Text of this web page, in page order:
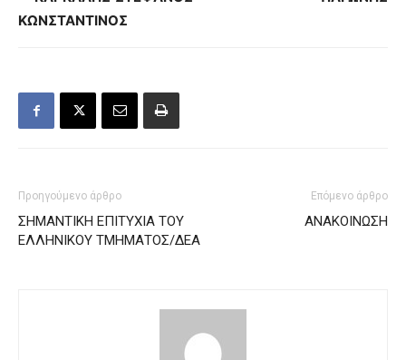
ΚΩΝΣΤΑΝΤΙΝΟΣ
Προηγούμενο άρθρο
ΣΗΜΑΝΤΙΚΗ ΕΠΙΤΥΧΙΑ ΤΟΥ
ΕΛΛΗΝΙΚΟΥ ΤΜΗΜΑΤΟΣ/ΔΕΑ
Επόμενο άρθρο
ΑΝΑΚΟΙΝΩΣΗ